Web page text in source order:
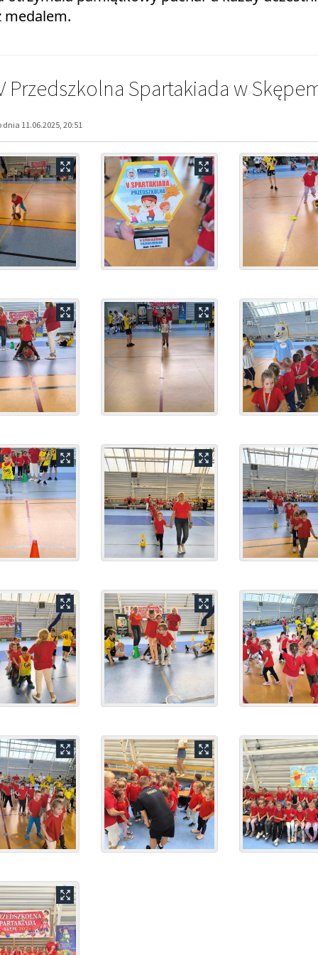
medalem.
Przedszkolna Spartakiada w
11.06.2025, 20:51